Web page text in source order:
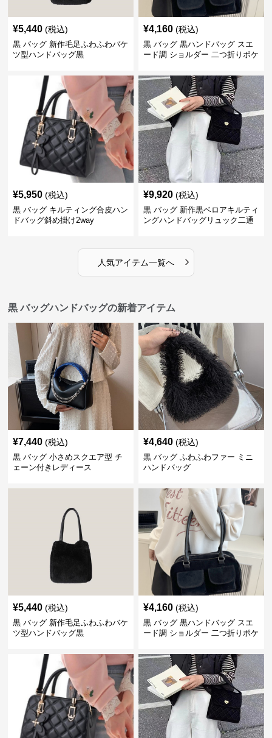
¥5,440 (税込)
黒 バッグ 新作毛足ふわふわバケ
ツ型ハンドバッグ黒
¥4,160 (税込)
黒 バッグ 黒ハンドバッグ スエ
ード調 ショルダー 二つ折りポケ
¥5,950 (税込)
黒 バッグ キルティング合皮ハン
ドバッグ斜め掛け2way
¥9,920 (税込)
黒 バッグ 新作黒ベロアキルティ
ングハンドバッグリュック二通
人気アイテム一覧へ ›
黒 バッグハンドバッグの新着アイテム
¥7,440 (税込)
黒 バッグ 小さめスクエア型 チ
ェーン付きレディース
¥4,640 (税込)
黒 バッグ ふわふわファー ミニ
ハンドバッグ
¥5,440 (税込)
黒 バッグ 新作毛足ふわふわバケ
ツ型ハンドバッグ黒
¥4,160 (税込)
黒 バッグ 黒ハンドバッグ スエ
ード調 ショルダー 二つ折りポケ